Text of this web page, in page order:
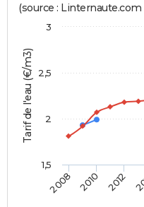
Tarif de l'eau (€/m3)
(source : Linternaute.com
2008 2010 2012
2
2,5
3
1,5